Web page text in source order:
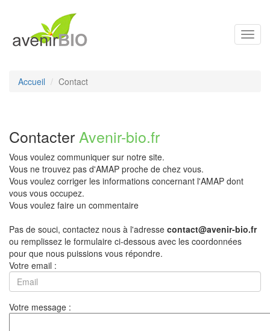
Accueil Contact
Contacter Avenir-bio.fr
Vous voulez communiquer sur notre site.
Vous ne trouvez pas d'AMAP proche de chez vous.
Vous voulez corriger les informations concernant l'AMAP dont
vous vous occupez.
Vous voulez faire un commentaire
Pas de souci, contactez nous à l'adresse contact@avenir-bio.fr
ou remplissez le formulaire ci-dessous avec les coordonnées
pour que nous puissions vous répondre.
Votre email :
Votre message :